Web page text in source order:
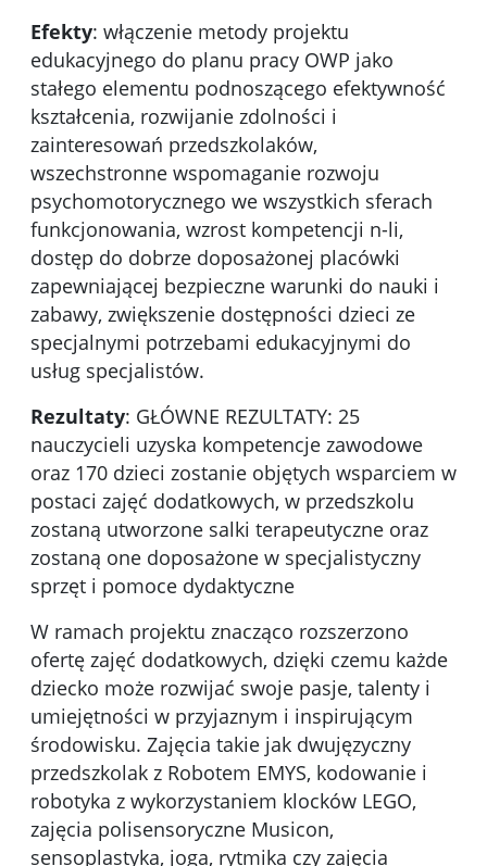
Efekty: włączenie metody projektu
edukacyjnego do planu pracy OWP jako
stałego elementu podnoszącego efektywność
kształcenia, rozwijanie zdolności i
zainteresowań przedszkolaków,
wszechstronne wspomaganie rozwoju
psychomotorycznego we wszystkich sferach
funkcjonowania, wzrost kompetencji n-li,
dostęp do dobrze doposażonej placówki
zapewniającej bezpieczne warunki do nauki i
zabawy, zwiększenie dostępności dzieci ze
specjalnymi potrzebami edukacyjnymi do
usług specjalistów.
Rezultaty: GŁÓWNE REZULTATY: 25
nauczycieli uzyska kompetencje zawodowe
oraz 170 dzieci zostanie objętych wsparciem w
postaci zajęć dodatkowych, w przedszkolu
zostaną utworzone salki terapeutyczne oraz
zostaną one doposażone w specjalistyczny
sprzęt i pomoce dydaktyczne
W ramach projektu znacząco rozszerzono
ofertę zajęć dodatkowych, dzięki czemu każde
dziecko może rozwijać swoje pasje, talenty i
umiejętności w przyjaznym i inspirującym
środowisku. Zajęcia takie jak dwujęzyczny
przedszkolak z Robotem EMYS, kodowanie i
robotyka z wykorzystaniem klocków LEGO,
zajęcia polisensoryczne Musicon,
sensoplastyka, joga, rytmika czy zajęcia